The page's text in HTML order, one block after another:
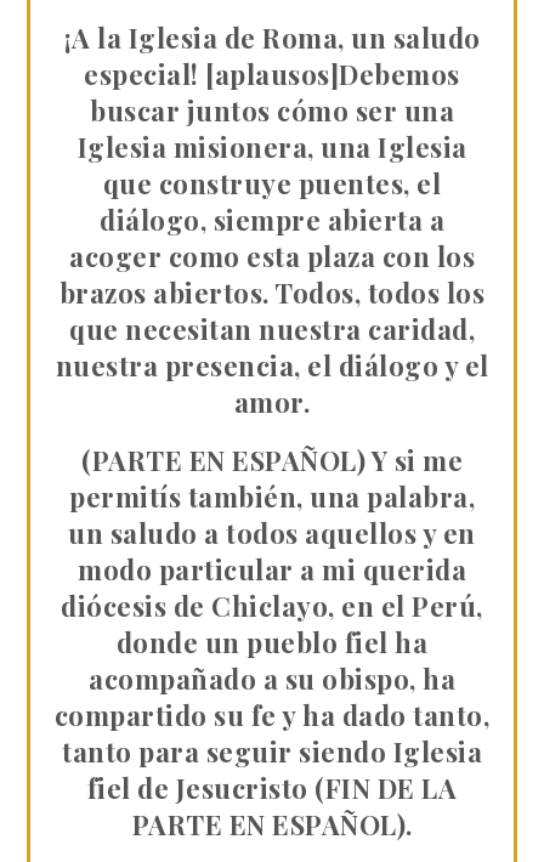
¡A la Iglesia de Roma, un saludo
especial! [aplausos]Debemos
buscar juntos cómo ser una
Iglesia misionera, una Iglesia
que construye puentes, el
diálogo, siempre abierta a
acoger como esta plaza con los
brazos abiertos. Todos, todos los
que necesitan nuestra caridad,
nuestra presencia, el diálogo y el
amor.
(PARTE EN ESPAÑOL) Y si me
permitís también, una palabra,
un saludo a todos aquellos y en
modo particular a mi querida
diócesis de Chiclayo, en el Perú,
donde un pueblo fiel ha
acompañado a su obispo, ha
compartido su fe y ha dado tanto,
tanto para seguir siendo Iglesia
fiel de Jesucristo (FIN DE LA
PARTE EN ESPAÑOL).